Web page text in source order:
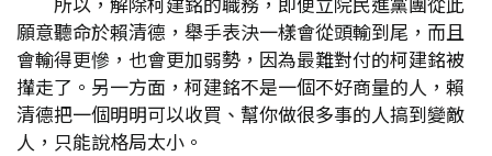
願意聽命於賴清德，舉手表決一樣會從頭輸到尾，而且
會輸得更慘，也會更加弱勢，因為最難對付的柯建銘被
攆走了。另一方面，柯建銘不是一個不好商量的人，賴
清德把一個明明可以收買、幫你做很多事的人搞到變敵
人，只能說格局太小。